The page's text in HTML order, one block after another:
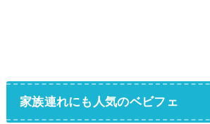
家族連れにも人気のベビフェ